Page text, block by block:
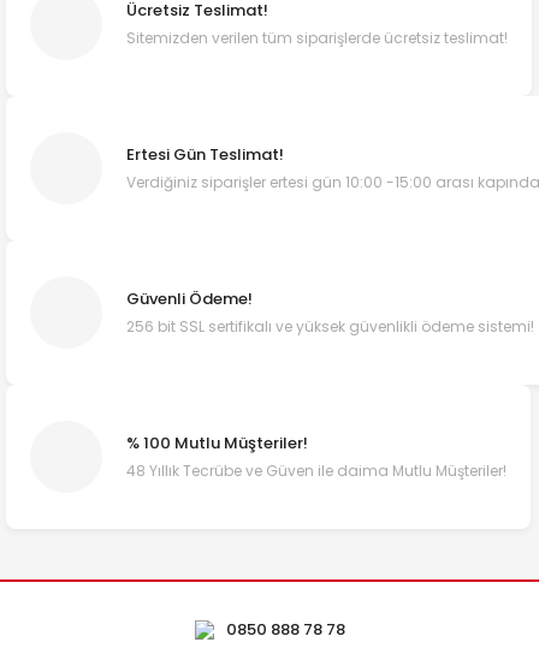
Ücretsiz Teslimat!
Sitemizden verilen tüm siparişlerde ücretsiz teslimat!
Ertesi Gün Teslimat!
Verdiğiniz siparişler ertesi gün 10:00 -15:00 arası
Güvenli Ödeme!
256 bit SSL sertifikalı ve yüksek güvenlikli ödeme sistemi!
% 100 Mutlu Müşteriler!
48 Yıllık Tecrübe ve Güven ile daima Mutlu Müşteriler!
0850 888 78 78